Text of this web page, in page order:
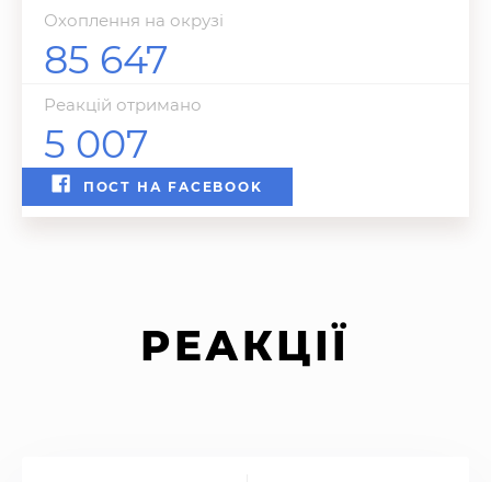
Охоплення на окрузі
85 647
Реакцій отримано
5 007
ПОСТ НА FACEBOOK
РЕАКЦІЇ